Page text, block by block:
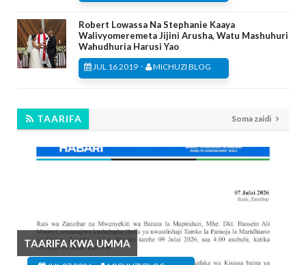
Robert Lowassa Na Stephanie Kaaya
Walivyomeremeta Jijini Arusha, Watu Mashuhuri
Wahudhuria Harusi Yao
JUL 16 2019 - MICHUZI BLOG
TAARIFA Soma zaidi
TAARIFA KWA UMMA